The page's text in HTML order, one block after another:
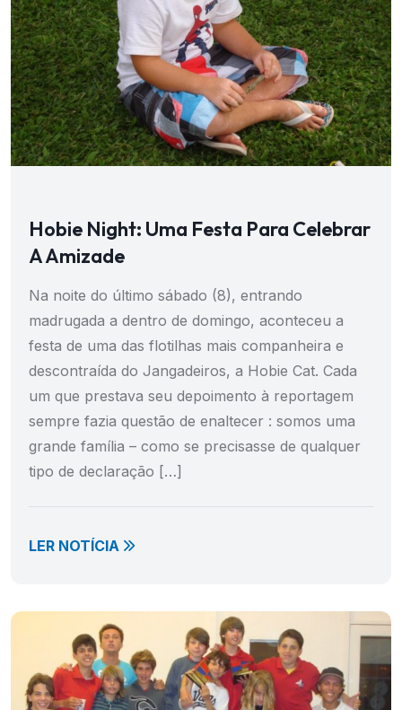
Hobie Night: Uma Festa Para Celebrar
A Amizade
Na noite do último sábado (8), entrando
madrugada a dentro de domingo, aconteceu a
festa de uma das flotilhas mais companheira e
descontraída do Jangadeiros, a Hobie Cat. Cada
um que prestava seu depoimento à reportagem
sempre fazia questão de enaltecer : somos uma
grande família – como se precisasse de qualquer
tipo de declaração […]
LER NOTÍCIA